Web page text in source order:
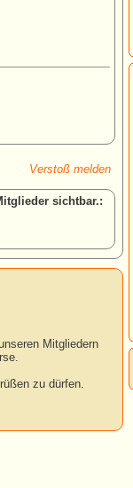
Verstoß melden
:
Mitgliedern
zu dürfen.